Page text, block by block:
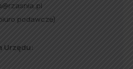
podawcze)
Urzędu: